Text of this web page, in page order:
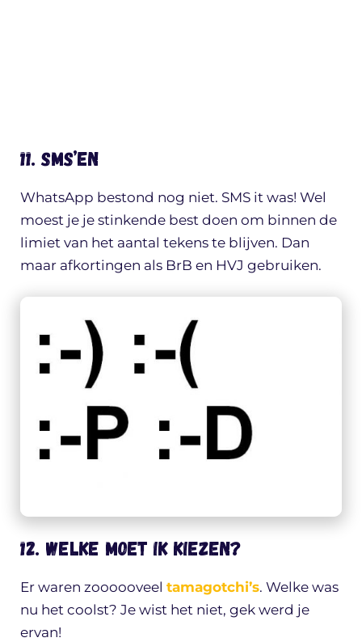
11. SMS’en
WhatsApp bestond nog niet. SMS it was! Wel
moest je je stinkende best doen om binnen de
limiet van het aantal tekens te blijven. Dan
maar afkortingen als BrB en HVJ gebruiken.
12. Welke moet ik kiezen?
Er waren zoooooveel tamagotchi’s. Welke was
nu het coolst? Je wist het niet, gek werd je
ervan!